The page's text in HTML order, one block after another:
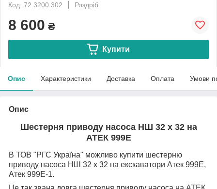
Код: 72.3200.302
Роздріб
8 600 ₴
Купити
Опис Характеристики Доставка Оплата Умови
Опис
Шестерня приводу насоса НШ 32 х 32 на
АТЕК 999Е
В ТОВ "РГС Україна" можливо купити шестерню
приводу насоса НШ 32 х 32 на екскаватори Атек 999Е,
Атек 999Е-1.